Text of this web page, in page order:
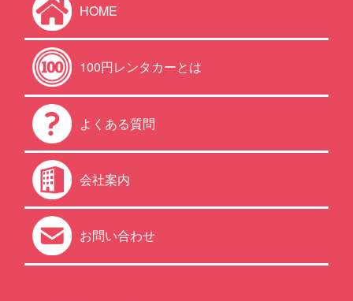
HOME
100円レンタカーとは
よくある質問
会社案内
お問い合わせ